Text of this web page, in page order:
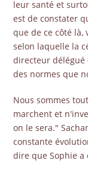
leur santé et
est de constater
que de ce côté là,
selon laquelle la
directeur délégué
des normes que
Nous sommes
marchent et
on le sera."
constante
dire que Sophie a